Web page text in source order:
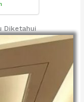
Diketahui